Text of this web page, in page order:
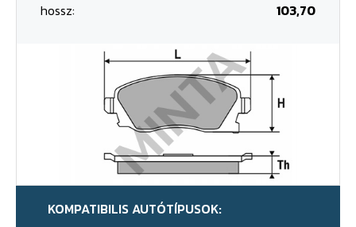
hossz:
103,70
KOMPATIBILIS AUTÓTÍPUSOK: